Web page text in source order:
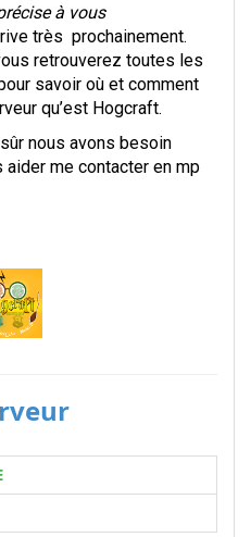
à vous
très prochainement.
retrouverez toutes les
savoir où et comment
qu’est Hogcraft.
nous avons besoin
aider me contacter en mp